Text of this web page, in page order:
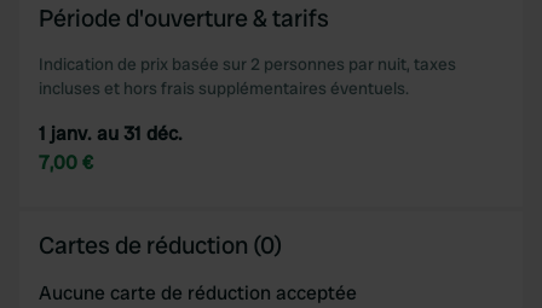
Période d'ouverture & tarifs
Indication de prix basée sur 2 personnes par nuit, taxes
incluses et hors frais supplémentaires éventuels.
1 janv. au 31 déc.
7,00 €
Cartes de réduction (0)
Aucune carte de réduction acceptée